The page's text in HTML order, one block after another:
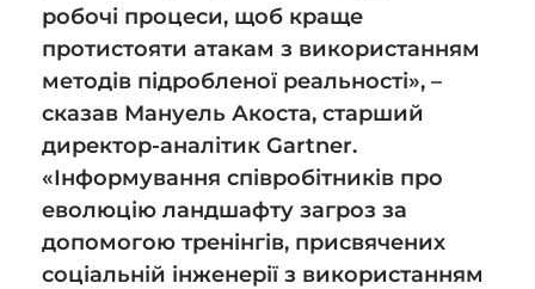
робочі процеси, щоб краще
протистояти атакам з використанням
методів підробленої реальності», –
сказав Мануель Акоста, старший
директор-аналітик Gartner.
«Інформування співробітників про
еволюцію ландшафту загроз за
допомогою тренінгів, присвячених
соціальній інженерії з використанням